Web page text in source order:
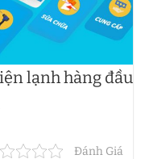
lạnh hàng đầu
Đánh Giá